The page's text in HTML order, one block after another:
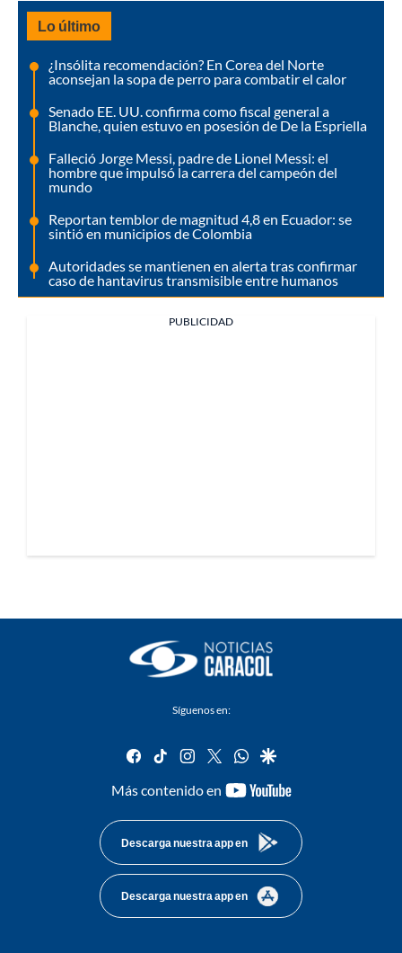
Lo último
¿Insólita recomendación? En Corea del Norte
aconsejan la sopa de perro para combatir el calor
Senado EE. UU. confirma como fiscal general a
Blanche, quien estuvo en posesión de De la Espriella
Falleció Jorge Messi, padre de Lionel Messi: el
hombre que impulsó la carrera del campeón del
mundo
Reportan temblor de magnitud 4,8 en Ecuador: se
sintió en municipios de Colombia
Autoridades se mantienen en alerta tras confirmar
caso de hantavirus transmisible entre humanos
PUBLICIDAD
Síguenos en:
facebook
tiktok instagram
twitterwhatsapp
google
Más contenido en
youtube-
Descarga nuestra app en
Descarga nuestra app en